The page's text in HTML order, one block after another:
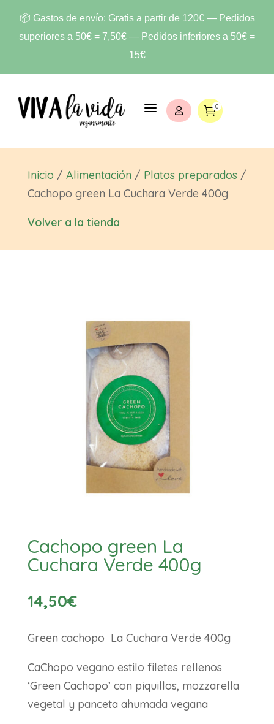
📦 Gastos de envío: Gratis a partir de 120€ — Pedidos
superiores a 50€ = 7,50€ — Pedidos inferiores a 50€ =
15€
a  0
Inicio / Alimentación/ Platos preparados /
Cachopo green La Cuchara Verde 400g
Volver a la tienda
Cachopo green La
Cuchara Verde 400g
14,50€
Green cachopo La Cuchara Verde 400g
CaChopo vegano estilo filetes rellenos
‘Green Cachopo’ con piquillos, mozzarella
vegetal y panceta ahumada vegana